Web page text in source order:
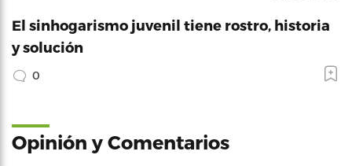
El sinhogarismo juvenil tiene rostro, historia
y solución
0
Opinión y Comentarios